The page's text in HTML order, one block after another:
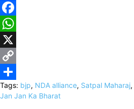
Facebook
WhatsApp
X
Copy
Link
Share
Tags: bjp, NDA alliance, Satpal Maharaj,
Jan Jan Ka Bharat